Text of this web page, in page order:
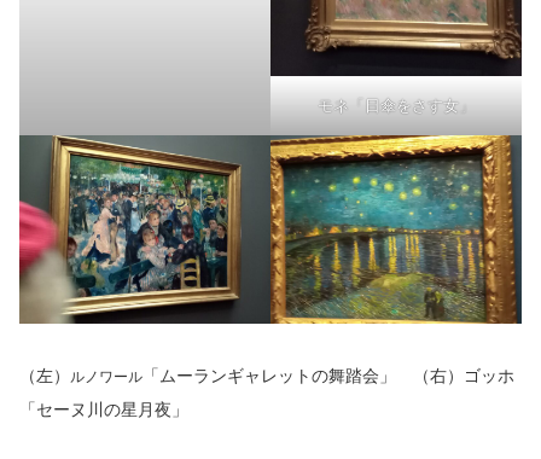
モネ「日傘をさす女」
（左） ルノワール 「ムーランギャレットの舞踏会」
（右）ゴッホ
「セーヌ川の星月夜」